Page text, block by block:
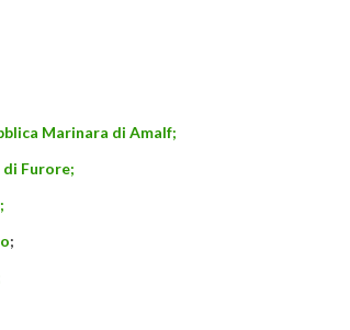
Marinara di Amalf;
Furore;
;